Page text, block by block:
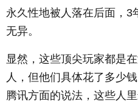
永久性地被人落在后面，3
无异。
显然，这些顶尖玩家都是
人，但他们具体花了多少
腾讯方面的说法，这些人